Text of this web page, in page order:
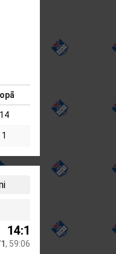
14
1
14:1
, 59:06